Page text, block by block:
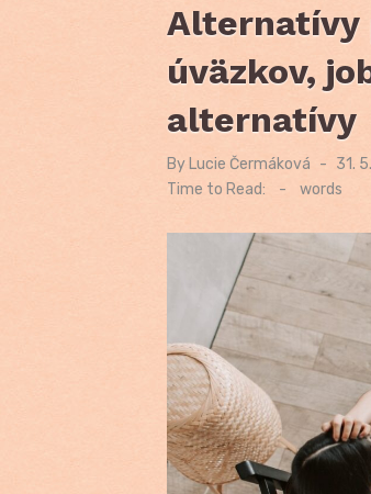
Alternatívy
úväzkov,
alternatívy
By Lucie Čermáková
on
31.
Time to Read:
- words